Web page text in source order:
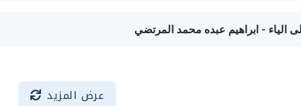
عرض المزيد